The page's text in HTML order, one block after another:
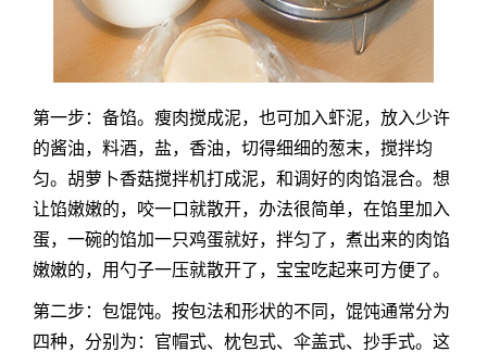
第一步：备馅。瘦肉搅成泥，也可加入虾泥，放入少许
的酱油，料酒，盐，香油，切得细细的葱末，搅拌均
匀。胡萝卜香菇搅拌机打成泥，和调好的肉馅混合。想
让馅嫩嫩的，咬一口就散开，办法很简单，在馅里加入
蛋，一碗的馅加一只鸡蛋就好，拌匀了，煮出来的肉馅
嫩嫩的，用勺子一压就散开了，宝宝吃起来可方便了。
第二步：包馄饨。按包法和形状的不同，馄饨通常分为
四种，分别为：官帽式、枕包式、伞盖式、抄手式。这